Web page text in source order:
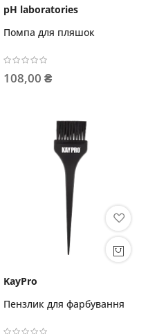
pH laboratories
Помпа для пляшок
108,00 ₴
KayPro
Пензлик для фарбування